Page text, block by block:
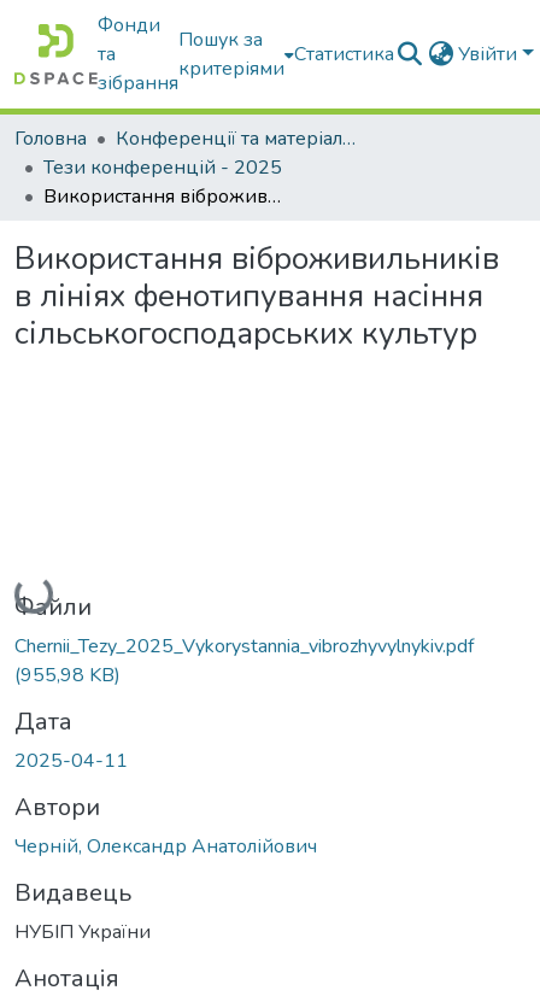
Фонди
та
зібрання
Пошук за
критеріями
Статистика Увійти
Головна
Конференції та матеріали конференцій
Тези конференцій - 2025
Використання віброживильників в лініях фенотипування насіння сільськогосподарських культур
Використання віброживильників
в лініях фенотипування насіння
сільськогосподарських культур
Вантажиться...
Файли
Chernii_Tezy_2025_Vykorystannia_vibrozhyvylnykiv.pdf
(955,98 KB)
Дата
2025-04-11
Автори
Черній, Олександр Анатолійович
Видавець
НУБІП України
Анотація